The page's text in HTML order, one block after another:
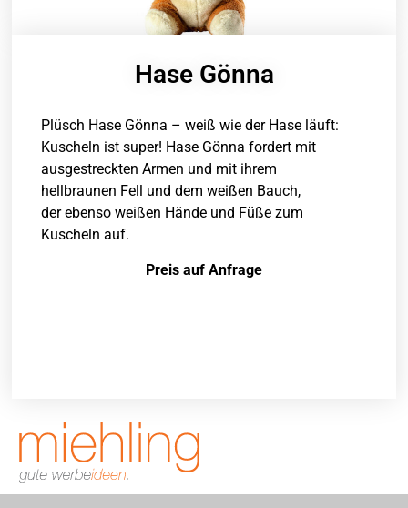
Hase Gönna
Plüsch Hase Gönna – weiß wie der Hase läuft:
Kuscheln ist super! Hase Gönna fordert mit
ausgestreckten Armen und mit ihrem
hellbraunen Fell und dem weißen Bauch,
der ebenso weißen Hände und Füße zum
Kuscheln auf.
Preis auf Anfrage